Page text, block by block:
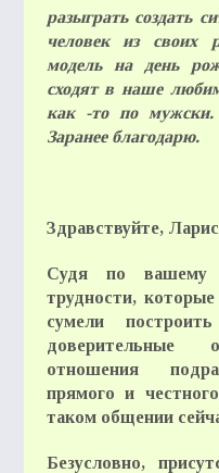
разыграть создать
человек из своих
модель на день
сходят в наше
как -то по мужски.
Заранее благодарю.
Здравствуйте,
Судя по вашему
трудности,
сумели
отношения
прямого и
таком общении
Безусловно,